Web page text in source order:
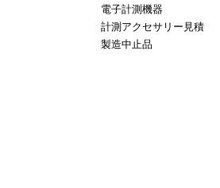
電子計測機器
計測アクセサリー見積
製造中止品